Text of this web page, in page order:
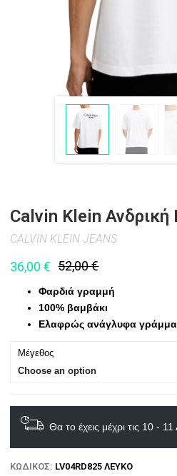
Calvin Klein
CALVIN KLEIN JEANS
36,00€ 52,00€
Φαρδιά γραμμή
100% βαμβάκι
Ελαφρώς ανάγλυφα
Μέγεθος
Choose an option
Θα το έχεις μέχρι τις 10 -
ΚΩΔΙΚΌΣ: LV04RD825 ΛΕΥΚΟ